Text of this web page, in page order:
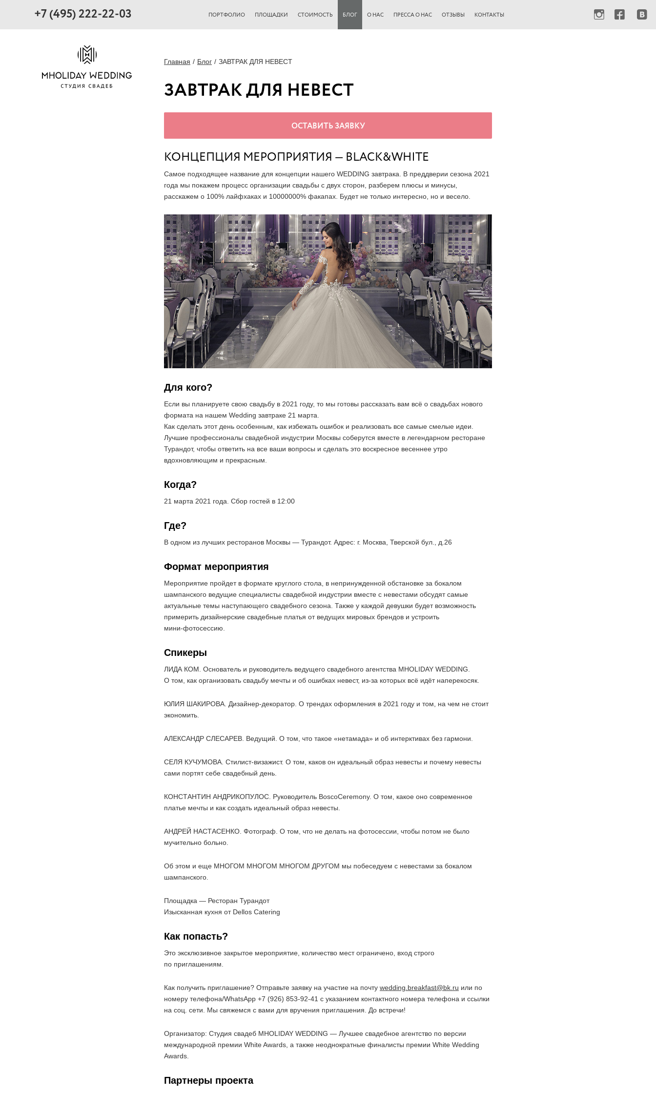
+7 (495) 222-22-03 ПОРТФОЛИО ПЛОЩАДКИ СТОИМОСТЬ БЛОГ О НАС ПРЕССА О НАС ОТЗЫВЫ КОНТАКТЫ
Главная Блог ЗАВТРАК ДЛЯ НЕВЕСТ
ЗАВТРАК ДЛЯ НЕВЕСТ
ОСТАВИТЬ ЗАЯВКУ
КОНЦЕПЦИЯ МЕРОПРИЯТИЯ — BLACK&WHITE
Самое подходящее название для концепции нашего WEDDING завтрака. В преддверии сезона 2021
года мы покажем процесс организации свадьбы с двух сторон, разберем плюсы и минусы,
расскажем о 100% лайфхаках и 10000000% факапах. Будет не только интересно, но и весело.
Для кого?
Если вы планируете свою свадьбу в 2021 году, то мы готовы рассказать вам всё о свадьбах нового
формата на нашем Wedding завтраке 21 марта.
Как сделать этот день особенным, как избежать ошибок и реализовать все самые смелые идеи.
Лучшие профессионалы свадебной индустрии Москвы соберутся вместе в легендарном ресторане
Турандот, чтобы ответить на все ваши вопросы и сделать это воскресное весеннее утро
вдохновляющим и прекрасным.
Когда?
21 марта 2021 года. Сбор гостей в 12:00
Где?
В одном из лучших ресторанов Москвы — Турандот. Адрес: г. Москва, Тверской бул., д.26
Формат мероприятия
Мероприятие пройдет в формате круглого стола, в непринужденной обстановке за бокалом
шампанского ведущие специалисты свадебной индустрии вместе с невестами обсудят самые
актуальные темы наступающего свадебного сезона. Также у каждой девушки будет возможность
примерить дизайнерские свадебные платья от ведущих мировых брендов и устроить
мини-фотосессию
Спикеры
ЛИДА КОМ. Основатель и руководитель ведущего свадебного агентства MHOLIDAY WEDDING.
О том, как организовать свадьбу мечты и об ошибках невест, из-за которых всё идёт наперекосяк.
ЮЛИЯ ШАКИРОВА. Дизайнер-декоратор . О трендах оформления в 2021 году и том, на чем не стоит
экономить.
АЛЕКСАНДР СЛЕСАРЕВ. Ведущий. О том, что такое «нетамада» и об интерктивах без гармони.
СЕЛЯ КУЧУМОВА. Стилист-визажист. О том, каков он идеальный образ невесты и почему невесты
сами портят себе свадебный день.
КОНСТАНТИН АНДРИКОПУЛОС. Руководитель BoscoCeremony. О том, какое оно современное
платье мечты и как создать идеальный образ невесты.
АНДРЕЙ НАСТАСЕНКО. Фотограф. О том, что не делать на фотосессии, чтобы потом не было
мучительно больно.
Об этом и еще МНОГОМ МНОГОМ МНОГОМ ДРУГОМ мы побеседуем с невестами за бокалом
шампанского.
Площадка — Ресторан Турандот
Изысканная кухня от Dellos Catering
Как попасть?
Это эксклюзивное закрытое мероприятие, количество мест ограничено, вход строго
по приглашениям.
Как получить приглашение? Отправьте заявку на участие на почту wedding.breakfast@bk.ru или по
номеру телефона/WhatsApp +7 (926) 853-92-41 с указанием контактного номера телефона и ссылки
на соц. сети. Мы свяжемся с вами для вручения приглашения. До встречи!
Организатор: Студия свадеб MHOLIDAY WEDDING — Лучшее свадебное агентство по версии
международной премии White Awards, а также неоднократные финалисты премии White Wedding
Awards.
Партнеры проекта